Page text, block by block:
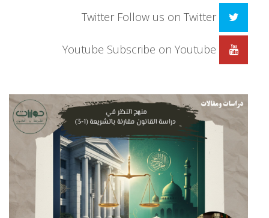
Twitter Follow us on Twitter
Youtube Subscribe on Youtube